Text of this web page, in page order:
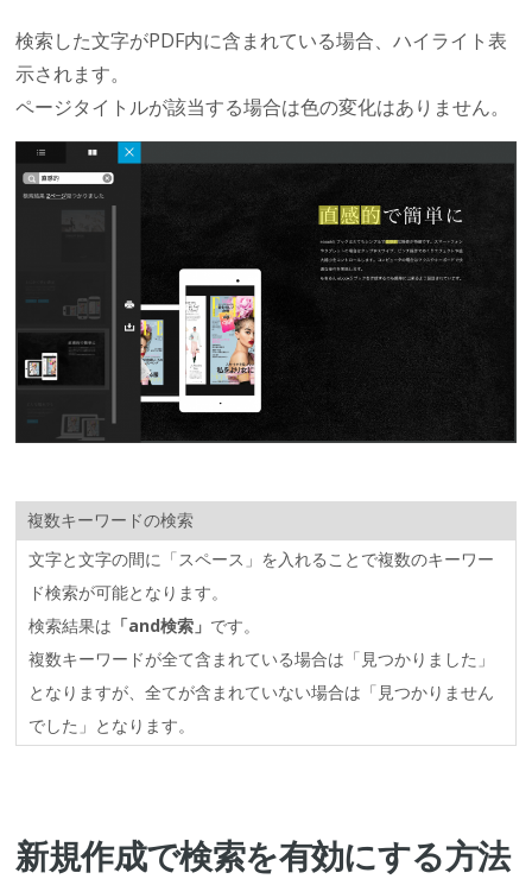
検索した文字がPDF内に含まれている場合、ハイライト表
示されます。
ページタイトルが該当する場合は色の変化はありません。
複数キーワードの検索
文字と文字の間に「スペース」を入れることで複数のキーワー
ド検索が可能となります。
検索結果は 「and検索」 です。
複数キーワードが全て含まれている場合は「見つかりました」
となりますが、全てが含まれていない場合は「見つかりません
でした」となります。
新規作成で検索を有効にする方法